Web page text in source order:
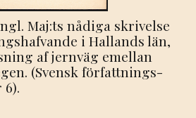
Maj:ts nådiga skrivelse
i Hallands län,
af jernväg emellan
(Svensk författnings-
6).